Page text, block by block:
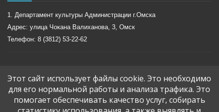
1. Департамент культуры Администрации г.Омска
Адрес: улица Чокана Валиханова, 3, Омск
Телефон: 8 (3812) 53-22-62
2. Министерство культуры Омской области
Адрес: г.Омск, ул. Гагарина, д.22
Телефон: 8 (3812) 20-06-27
Этот сайт использует файлы cookie. Это необходимо
для его нормальной работы и анализа трафика. Это
помогает обеспечивать качество услуг, собирать